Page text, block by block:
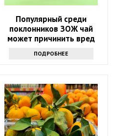
Популярный среди
поклонников ЗОЖ чай
может причинить вред
ПОДРОБНЕЕ